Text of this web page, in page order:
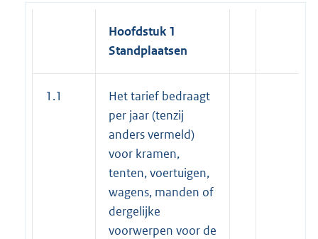
Hoofdstuk 1
Standplaatsen
1.1
Het tarief bedraagt
per jaar (tenzij
anders vermeld)
voor kramen,
tenten, voertuigen,
wagens, manden of
dergelijke
voorwerpen voor de